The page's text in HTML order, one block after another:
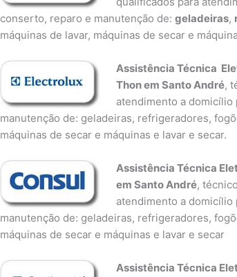
conserto, reparo e manutenção de:geladeiras,
máquinas de lavar, máquinas de secar e
Assistência Técnica
Thon em Santo André,
atendimento a domicílio
manutenção de: geladeiras, refrigeradores,
máquinas de secar e máquinas e lavar e secar.
Assistência Técnica
em Santo André,
atendimento a domicílio
manutenção de: geladeiras, refrigeradores,
máquinas de secar e máquinas e lavar e secar
Assistência Técnica